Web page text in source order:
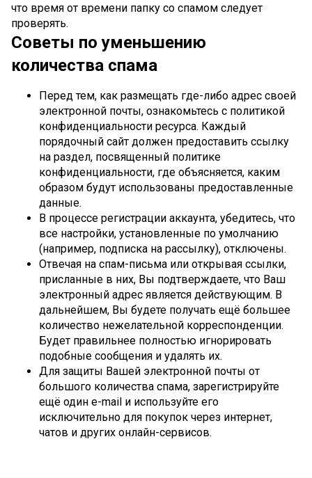
что время от времени папку со спамом следует
проверять.
Советы по уменьшению
количества спама
Перед тем, как размещать где-либо адрес своей
электронной почты, ознакомьтесь с политикой
конфиденциальности ресурса. Каждый
порядочный сайт должен предоставить ссылку
на раздел, посвященный политике
конфиденциальности, где объясняется, каким
образом будут использованы предоставленные
данные.
В процессе регистрации аккаунта, убедитесь, что
все настройки, установленные по умолчанию
(например, подписка на рассылку), отключены.
Отвечая на спам-письма или открывая ссылки,
присланные в них, Вы подтверждаете, что Ваш
электронный адрес является действующим. В
дальнейшем, Вы будете получать ещё большее
количество нежелательной корреспонденции.
Будет правильнее полностью игнорировать
подобные сообщения и удалять их.
Для защиты Вашей электронной почты от
большого количества спама, зарегистрируйте
ещё один e-mail и используйте его
исключительно для покупок через интернет,
чатов и других онлайн-сервисов.